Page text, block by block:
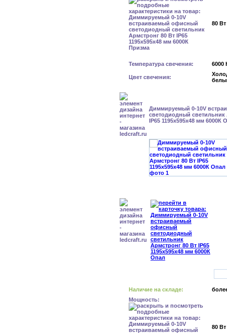
80 Вт
Температура свечения: 6000
Цвет свечения:
Диммируемый 0-10V
светодиодный светильник
IP65 1195x595x48 мм 6000К
Наличие на складе:
Мощность:
80 Вт